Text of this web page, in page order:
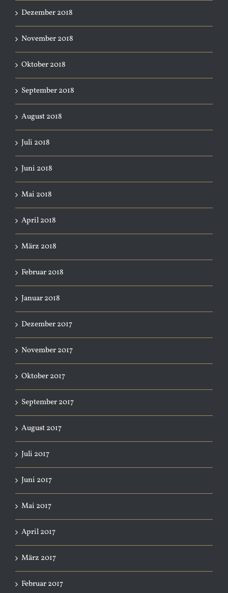
Dezember 2018
November 2018
Oktober 2018
September 2018
August 2018
Juli 2018
Juni 2018
Mai 2018
April 2018
März 2018
Februar 2018
Januar 2018
Dezember 2017
November 2017
Oktober 2017
September 2017
August 2017
Juli 2017
Juni 2017
Mai 2017
April 2017
März 2017
Februar 2017